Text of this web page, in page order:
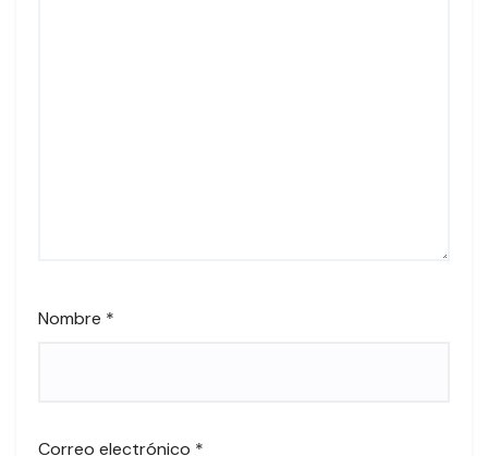
Nombre *
Correo electrónico *